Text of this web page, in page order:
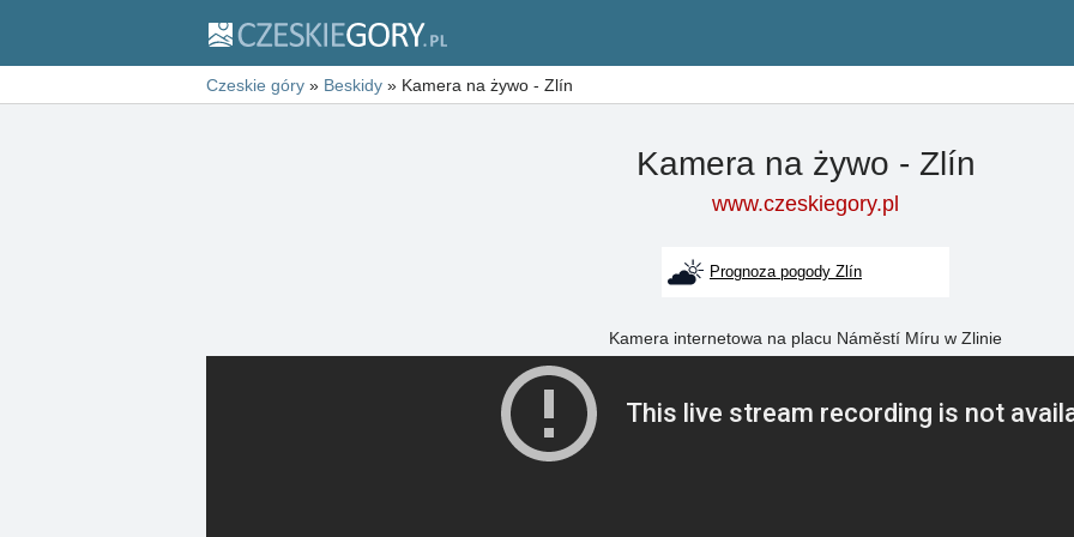
Czeskie góry » Beskidy » Kamera na żywo - Zlín
Kamera na żywo - Zlín
www.czeskiegory.pl
Prognoza pogody Zlín
Kamera internetowa na placu Náměstí Míru w Zlinie